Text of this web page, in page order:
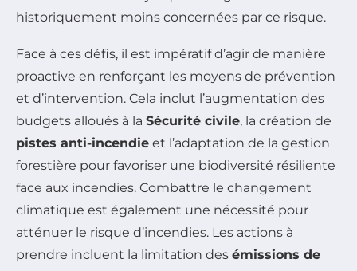
historiquement moins concernées par ce risque.
Face à ces défis, il est impératif d’agir de manière
proactive en renforçant les moyens de prévention
et d’intervention. Cela inclut l’augmentation des
budgets alloués à la Sécurité civile, la création de
pistes anti-incendie et l’adaptation de la gestion
forestière pour favoriser une biodiversité résiliente
face aux incendies. Combattre le changement
climatique est également une nécessité pour
atténuer le risque d’incendies. Les actions à
prendre incluent la limitation des émissions de